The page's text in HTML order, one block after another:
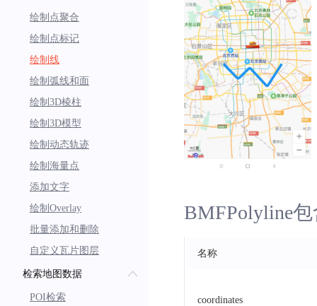
绘制点聚合
绘制点标记
绘制线
绘制弧线和面
绘制3D棱柱
绘制3D模型
绘制动态轨迹
绘制海量点
添加文字
绘制Overlay
批量添加和删除
自定义瓦片图层
检索地图数据
POI检索
/// 创建polyline
BMFPolyline
id:
coordinates:
indexs: indexs,
colors: colors
width: 16 ,
lineDashType
myMapController
BMFPolyline
名称
coordinates